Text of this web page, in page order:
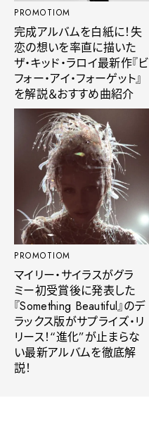
PROMOTIOM
完成アルバムを白紙に！失
恋の想いを率直に描いた
ザ・キッド・ラロイ最新作『ビ
フォー・アイ・フォーゲット』
を解説＆おすすめ曲紹介
PROMOTIOM
マイリー・サイラスがグラ
ミー初受賞後に発表した
『Something Beautiful』のデ
ラックス版がサプライズ・リ
リース！“進化”が止まらな
い最新アルバムを徹底解
説！